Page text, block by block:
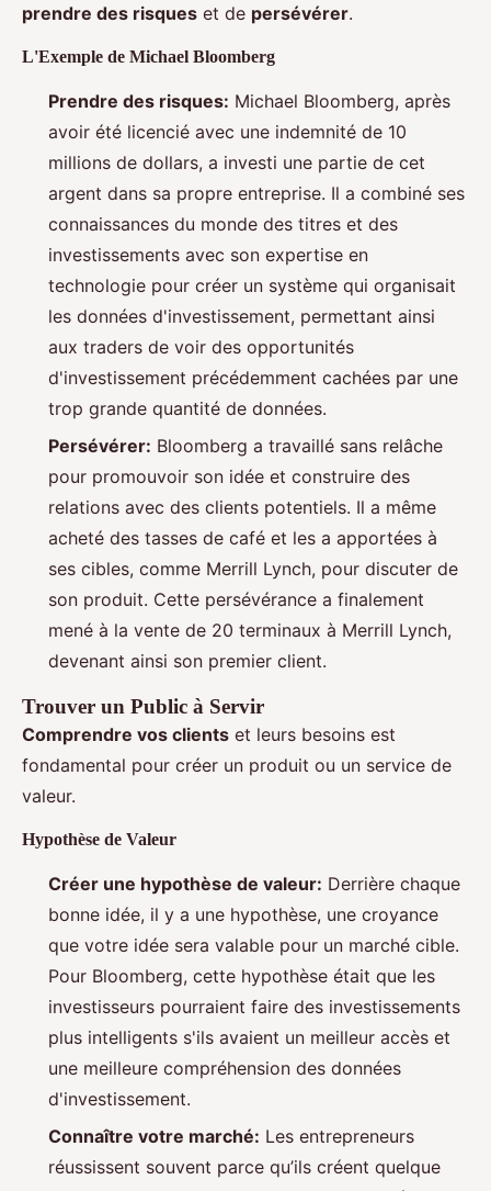
prendre des risques et de persévérer.
L'Exemple de Michael Bloomberg
Prendre des risques: Michael Bloomberg, après
avoir été licencié avec une indemnité de 10
millions de dollars, a investi une partie de cet
argent dans sa propre entreprise. Il a combiné ses
connaissances du monde des titres et des
investissements avec son expertise en
technologie pour créer un système qui organisait
les données d'investissement, permettant ainsi
aux traders de voir des opportunités
d'investissement précédemment cachées par une
trop grande quantité de données.
Persévérer: Bloomberg a travaillé sans relâche
pour promouvoir son idée et construire des
relations avec des clients potentiels. Il a même
acheté des tasses de café et les a apportées à
ses cibles, comme Merrill Lynch, pour discuter de
son produit. Cette persévérance a finalement
mené à la vente de 20 terminaux à Merrill Lynch,
devenant ainsi son premier client.
Trouver un Public à Servir
Comprendre vos clients et leurs besoins est
fondamental pour créer un produit ou un service de
valeur.
Hypothèse de Valeur
Créer une hypothèse de valeur: Derrière chaque
bonne idée, il y a une hypothèse, une croyance
que votre idée sera valable pour un marché cible.
Pour Bloomberg, cette hypothèse était que les
investisseurs pourraient faire des investissements
plus intelligents s'ils avaient un meilleur accès et
une meilleure compréhension des données
d'investissement.
Connaître votre marché: Les entrepreneurs
réussissent souvent parce qu’ils créent quelque